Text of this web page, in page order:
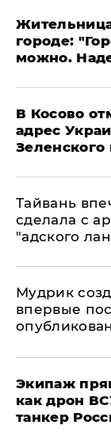
городе:
можно.
В Косово
адрес
Тайвань
сделала с
"адского
Мудрик
впервые
Экипаж
как дрон
танкер